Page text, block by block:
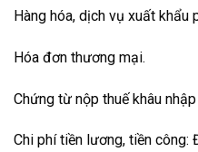
Hàng hóa, dịch vụ xuất khẩu
Hóa đơn thương mại.
Chứng từ nộp thuế khâu
Chi phí tiền lương, tiền